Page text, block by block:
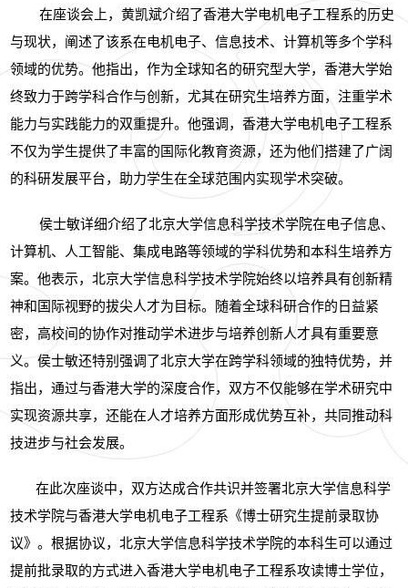
在座谈会上，黄凯斌介绍了香港大学电机电子工程系的历史
与现状，阐述了该系在电机电子、信息技术、计算机等多个学科
领域的优势。他指出，作为全球知名的研究型大学，香港大学始
终致力于跨学科合作与创新，尤其在研究生培养方面，注重学术
能力与实践能力的双重提升。他强调，香港大学电机电子工程系
不仅为学生提供了丰富的国际化教育资源，还为他们搭建了广阔
的科研发展平台，助力学生在全球范围内实现学术突破。
侯士敏详细介绍了北京大学信息科学技术学院在电子信息、
计算机、人工智能、集成电路等领域的学科优势和本科生培养方
案。他表示，北京大学信息科学技术学院始终以培养具有创新精
神和国际视野的拔尖人才为目标。随着全球科研合作的日益紧
密，高校间的协作对推动学术进步与培养创新人才具有重要意
义。侯士敏还特别强调了北京大学在跨学科领域的独特优势，并
指出，通过与香港大学的深度合作，双方不仅能够在学术研究中
实现资源共享，还能在人才培养方面形成优势互补，共同推动科
技进步与社会发展。
在此次座谈中，双方达成合作共识并签署北京大学信息科学
技术学院与香港大学电机电子工程系《博士研究生提前录取协
议》。根据协议，北京大学信息科学技术学院的本科生可以通过
提前批录取的方式进入香港大学电机电子工程系攻读博士学位，